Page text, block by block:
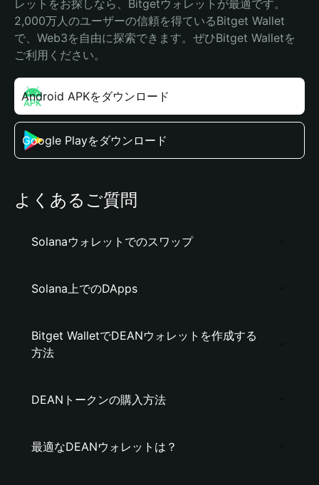
レットをお探しなら、Bitgetウォレットが最適です。
2,000万人のユーザーの信頼を得ているBitget Wallet
で、Web3を自由に探索できます。ぜひBitget Walletを
ご利用ください。
Android APKをダウンロード
Google Playをダウンロード
よくあるご質問
Solanaウォレットでのスワップ
Solana上でのDApps
Bitget WalletでDEANウォレットを作成する
方法
DEANトークンの購入方法
最適なDEANウォレットは？